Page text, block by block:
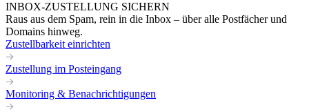
INBOX-ZUSTELLUNG SICHERN
Raus aus dem Spam, rein in die Inbox – über alle Postfächer und
Domains hinweg.
Zustellbarkeit einrichten
Zustellung im Posteingang
Monitoring & Benachrichtigungen